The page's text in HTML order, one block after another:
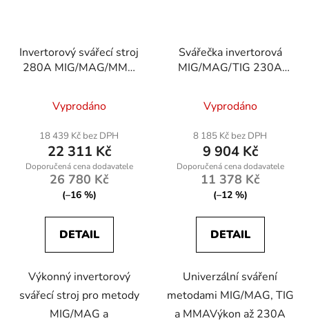
Invertorový svářecí stroj
280A MIG/MAG/MMA
Vyprodáno
18 439 Kč bez DPH
22 311 Kč
26 780 Kč
(–16 %)
DETAIL
Výkonný invertorový
svářecí stroj pro metody
MIG/MAG a
Svářečka invertorová
MIG/MAG/TIG 230A
Vyprodáno
8 185 Kč bez DPH
9 904 Kč
11 378 Kč
(–12 %)
DETAIL
Univerzální sváření
metodami MIG/MAG, TIG
a MMAVýkon až 230A